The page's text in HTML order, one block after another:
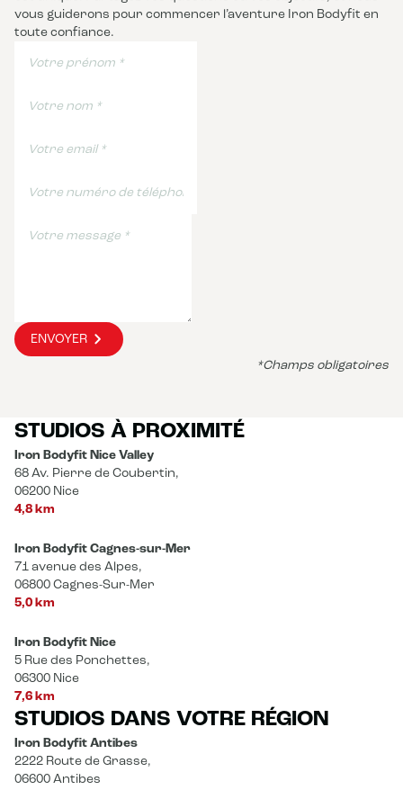
vous guiderons pour commencer l’aventure Iron Bodyfit en
toute confiance.
ENVOYER
*Champs obligatoires
STUDIOS À PROXIMITÉ
Iron Bodyfit Nice Valley
68 Av. Pierre de Coubertin,
06200 Nice
4,8 km
Iron Bodyfit Cagnes-sur-Mer
71 avenue des Alpes,
06800 Cagnes-Sur-Mer
5,0 km
Iron Bodyfit Nice
5 Rue des Ponchettes,
06300 Nice
7,6 km
STUDIOS DANS VOTRE RÉGION
Iron Bodyfit Antibes
2222 Route de Grasse,
06600 Antibes